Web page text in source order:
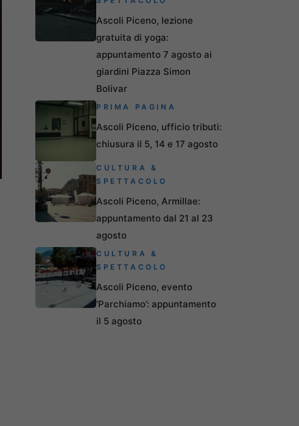
Ascoli Piceno, lezione
gratuita di yoga:
appuntamento 7 agosto ai
giardini Piazza Simon
Bolivar
PRIMA PAGINA
Ascoli Piceno, ufficio tributi:
chiusura il 5, 14 e 17 agosto
CULTURA &
SPETTACOLO
Ascoli Piceno, Armillae:
appuntamento dal 21 al 23
agosto
CULTURA &
SPETTACOLO
Ascoli Piceno, evento
‘Parchiamo’: appuntamento
il 5 agosto